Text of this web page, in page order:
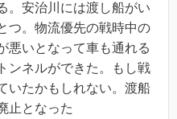
。安治川には渡し船がい
つ。物流優先の戦時中の
悪いとなって車も通れる
ンネルができた。もし戦
いたかもしれない。渡船
止となった